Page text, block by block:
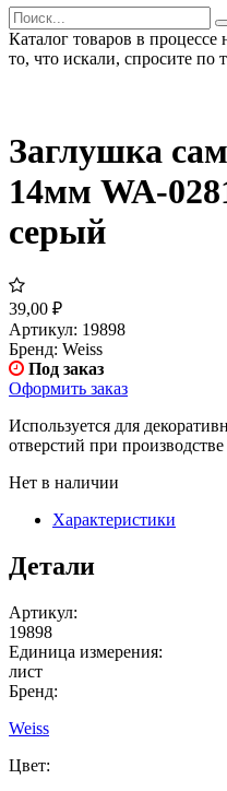
Каталог товаров в
то, что искали, спросите по
Заглушка
14мм WA-
серый
39,00 ₽
Артикул: 19898
Бренд: Weiss
Под заказ
Оформить заказ
Используется для
отверстий при
Нет в наличии
Характеристики
Детали
Артикул:
19898
Единица измерения:
лист
Бренд:
Weiss
Цвет: